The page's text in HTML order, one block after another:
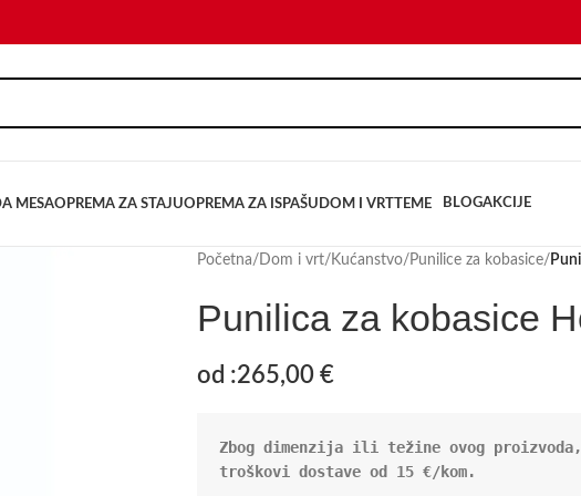
MESAOPREMA ZA STAJUOPREMA ZA ISPAŠU DOM I VRTTEME BLOGAKCIJE
Početna/ Dom i vrt/ Kućanstvo/ Punilice za kobasice/
Punilica za kobasice
od :265,00 €
Zbog dimenzija ili težine ovog
troškovi dostave od 15 €/kom.